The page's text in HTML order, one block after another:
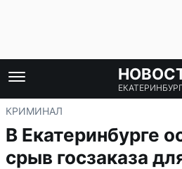
КРИМИНАЛ
В Екатеринбурге
срыв госзаказа